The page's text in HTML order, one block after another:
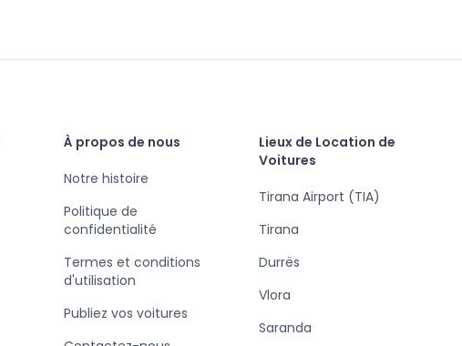
À propos de nous
Notre histoire
Politique de
confidentialité
Termes et conditions
d'utilisation
Publiez vos voitures
Lieux de Location de
Voitures
Tirana Airport (TIA)
Tirana
Durrës
Vlora
Saranda